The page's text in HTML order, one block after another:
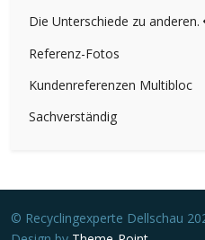
Die Unterschiede zu anderen.
Referenz-Fotos
Kundenreferenzen Multibloc
Sachverständig
© Recyclingexperte Dellschau